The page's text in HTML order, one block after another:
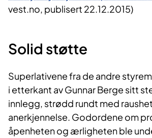
vest.no, publisert 22.12.2015)
Solid støtte
Superlativene fra de andre
i etterkant av Gunnar Berge sitt
innlegg, strødd rundt med
anerkjennelse. Godordene om
åpenheten og ærligheten ble